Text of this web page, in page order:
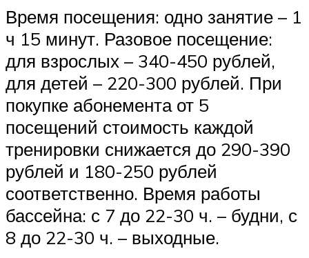
Время посещения: одно занятие – 1
ч 15 минут. Разовое посещение:
для взрослых – 340-450 рублей,
для детей – 220-300 рублей. При
покупке абонемента от 5
посещений стоимость каждой
тренировки снижается до 290-390
рублей и 180-250 рублей
соответственно. Время работы
бассейна: с 7 до 22-30 ч. – будни, с
8 до 22-30 ч. – выходные.